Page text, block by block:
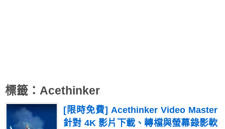
標籤：Acethinker
[限時免費] Acethinker Video Master
針對 4K 影片下載、轉檔與螢幕錄影軟